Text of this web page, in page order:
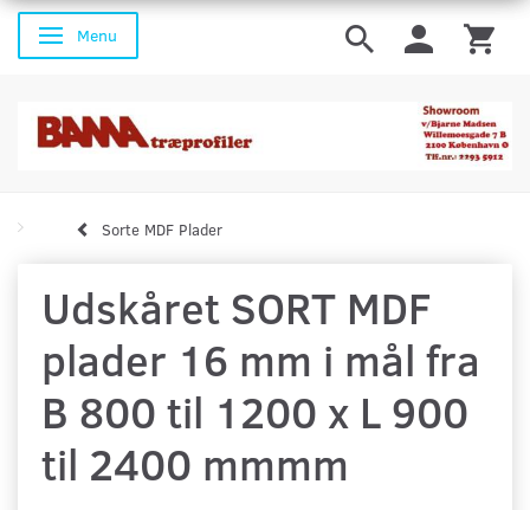
Skifte navigation
Menu
Sorte MDF Plader
Udskåret SORT MDF
plader 16 mm i mål fra
B 800 til 1200 x L 900
til 2400 mmmm